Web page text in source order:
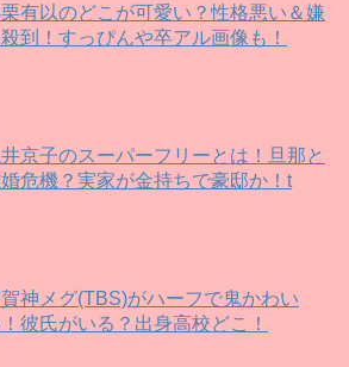
有以のどこが可愛い？性格悪い＆嫌
到！すっぴんや卒アル画像も！
京子のスーパーフリーとは！旦那と
危機？実家が金持ちで豪邸か！t
神メグ(TBS)がハーフで鬼かわい
彼氏がいる？出身高校どこ！